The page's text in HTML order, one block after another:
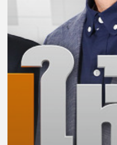
บทความ
ข่าว